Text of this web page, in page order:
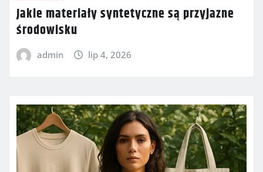
Jakie materiały syntetyczne są przyjazne
środowisku
admin lip 4, 2026